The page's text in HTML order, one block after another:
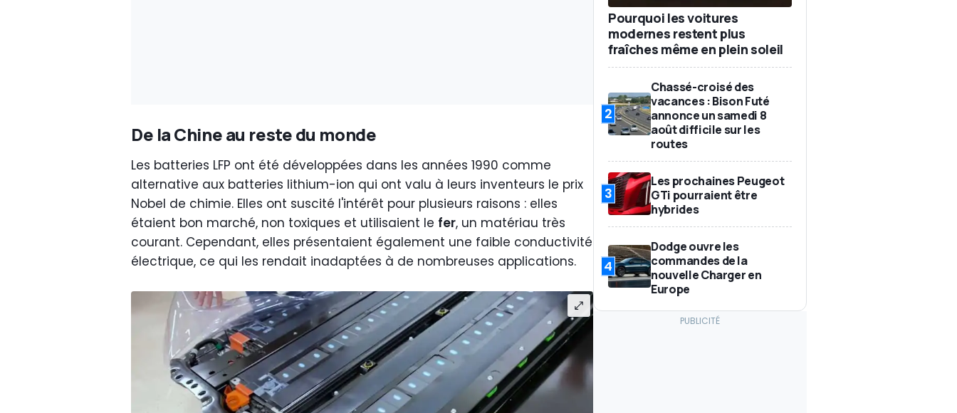
De la Chine au reste du monde
Les batteries LFP ont été développées dans les années 1990 comme
alternative aux batteries lithium-ion qui ont valu à leurs inventeurs le prix
Nobel de chimie. Elles ont suscité l'intérêt pour plusieurs raisons : elles
étaient bon marché, non toxiques et utilisaient le fer, un matériau très
courant. Cependant, elles présentaient également une faible conductivité
électrique, ce qui les rendait inadaptées à de nombreuses applications.
Pourquoi les voitures
modernes restent plus
fraîches même en plein soleil
2
Chassé-croisé des
vacances : Bison Futé
annonce un samedi 8
août difficile sur les
routes
3
Les prochaines Peugeot
GTi pourraient être
hybrides
4
Dodge ouvre les
commandes de la
nouvelle Charger en
Europe